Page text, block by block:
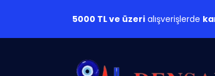
5000 TL ve üzeri alışverişlerde